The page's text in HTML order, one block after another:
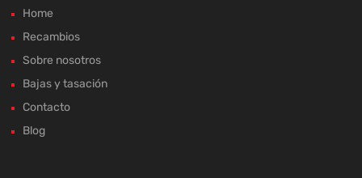
Home
Recambios
Sobre nosotros
Bajas y tasación
Contacto
Blog